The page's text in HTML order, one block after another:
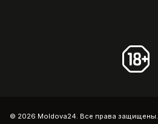
© 2026 Moldova24. Все права защищены.